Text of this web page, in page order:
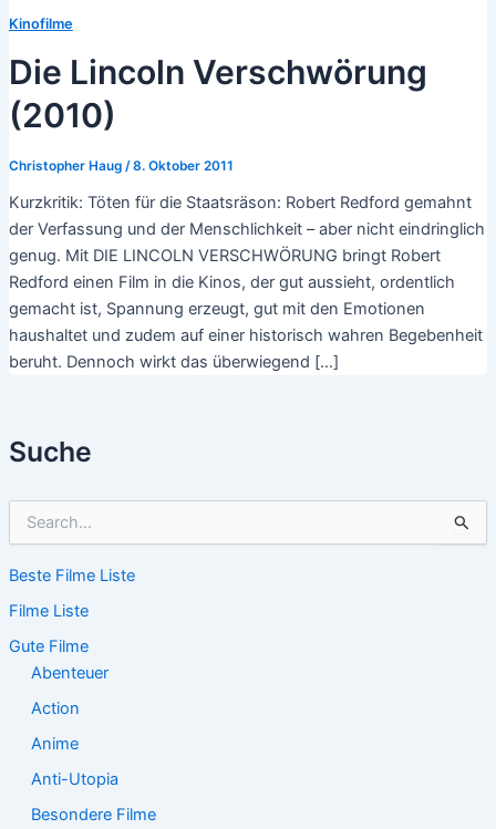
Suche
h
n
n
Beste Filme Liste
Filme Liste
Gute Filme
Abenteuer
Action
Anime
Anti-Utopia
Besondere Filme
Kinofilme
Die Lincoln Verschwörung
(2010)
Christopher Haug /8. Oktober 2011
Kurzkritik: Töten für die Staatsräson: Robert Redford gemahnt
der Verfassung und der Menschlichkeit – aber nicht eindringlich
genug. Mit DIE LINCOLN VERSCHWÖRUNG bringt Robert
Redford einen Film in die Kinos, der gut aussieht, ordentlich
gemacht ist, Spannung erzeugt, gut mit den Emotionen
haushaltet und zudem auf einer historisch wahren Begebenheit
beruht. Dennoch wirkt das überwiegend […]